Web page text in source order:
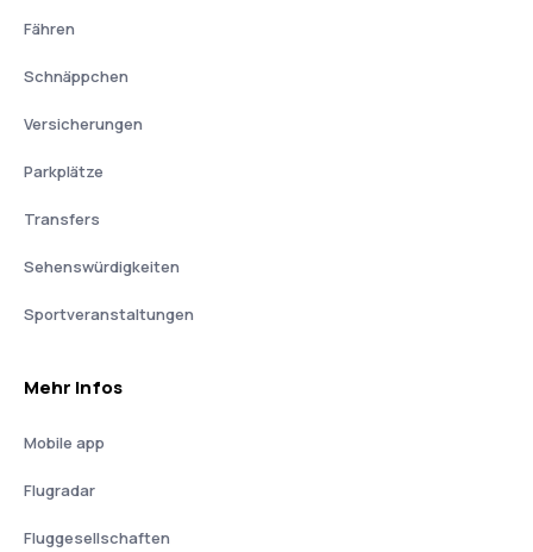
Fähren
Schnäppchen
Versicherungen
Parkplätze
Transfers
Sehenswürdigkeiten
Sportveranstaltungen
Mehr Infos
Mobile app
Flugradar
Fluggesellschaften